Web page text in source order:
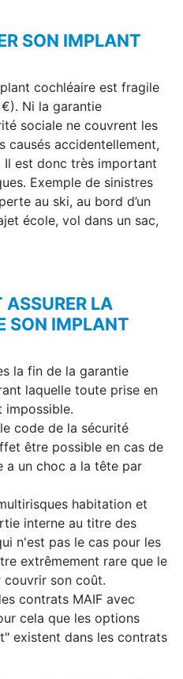
SON IMPLANT
cochléaire est fragile
Ni la garantie
sociale ne couvrent les
causés accidentellement,
est donc très important
Exemple de sinistres
au ski, au bord d’un
école, vol dans un sac,
LA
SON IMPLANT
la fin de la garantie
laquelle toute prise en
impossible.
code de la sécurité
être possible en cas de
a un choc a la tête par
habitation et
interne au titre des
n'est pas le cas pour les
extrêmement rare que le
son coût.
contrats MAIF avec
cela que les options
existent dans les contrats